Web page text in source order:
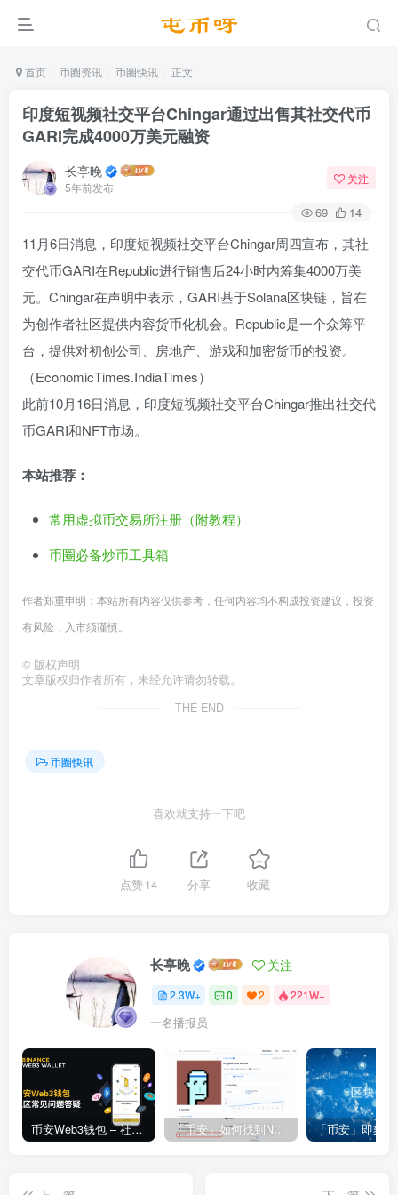
首页 币圈资讯 币圈快讯 正文
印度短视频社交平台Chingar通过出售其社交代币
GARI完成4000万美元融资
长亭晚
5年前发布
关注
69 14
11月6日消息，印度短视频社交平台Chingar周四宣布，其社
交代币GARI在Republic进行销售后24小时内筹集4000万美
元。Chingar在声明中表示，GARI基于Solana区块链，旨在
为创作者社区提供内容货币化机会。Republic是一个众筹平
台，提供对初创公司、房地产、游戏和加密货币的投资。
（EconomicTimes.IndiaTimes）
此前10月16日消息，印度短视频社交平台Chingar推出社交代
币GARI和NFT市场。
本站推荐：
常用虚拟币交易所注册（附教程）
币圈必备炒币工具箱
作者郑重申明：本站所有内容仅供参考，任何内容均不构成投资建议，投资
有风险，入市须谨慎。
© 版权声明
文章版权归作者所有，未经允许请勿转载。
THE END
币圈快讯
喜欢就支持一下吧
点赞14 分享 收藏
长亭晚 关注
2.3W+ 0 2 221W+
一名播报员
币安Web3钱包 – 社区常见问题答疑 「币安」如何找到NFT合约地址？